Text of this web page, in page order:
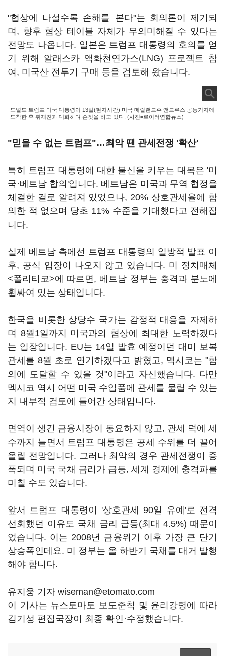
"협상에 나설수록 손해를 본다"는 회의론이 제기되
며, 향후 협상 테이블 자체가 무의미해질 수 있다는
전망도 나옵니다. 일본은 트럼프 대통령의 호의를 얻
기 위해 알래스카 액화천연가스(LNG) 프로젝트 참
여, 미국산 전투기 구매 등을 검토해 왔습니다.
도널드 트럼프 미국 대통령이 13일(현지시간) 미국 메릴랜드주 앤드루스 공동기지에
도착한 후 취재진과 대화하며 손짓을 하고 있다. (사진=로이터연합뉴스)
"믿을 수 없는 트럼프"…최악 땐 관세전쟁 '확산'
특히 트럼프 대통령에 대한 불신을 키우는 대목은 '미
국·베트남 합의'입니다. 베트남은 미국과 무역 협정을
체결한 걸로 알려져 있었으나, 20% 상호관세율에 합
의한 적 없으며 당초 11% 수준을 기대했다고 전해집
니다.
실제 베트남 측에선 트럼프 대통령의 일방적 발표 이
후, 공식 입장이 나오지 않고 있습니다. 미 정치매체
<폴리티코>에 따르면, 베트남 정부는 충격과 분노에
휩싸여 있는 상태입니다.
한국을 비롯한 상당수 국가는 감정적 대응을 자제하
며 8월1일까지 미국과의 협상에 최대한 노력하겠다
는 입장입니다. EU는 14일 발효 예정이던 대미 보복
관세를 8월 초로 연기하겠다고 밝혔고, 멕시코는 "합
의에 도달할 수 있을 것"이라고 자신했습니다. 다만
멕시코 역시 어떤 미국 수입품에 관세를 물릴 수 있는
지 내부적 검토에 들어간 상태입니다.
면역이 생긴 금융시장이 동요하지 않고, 관세 덕에 세
수까지 늘면서 트럼프 대통령은 공세 수위를 더 끌어
올릴 전망입니다. 그러나 최악의 경우 관세전쟁이 증
폭되며 미국 국채 금리가 급등, 세계 경제에 충격파를
미칠 수도 있습니다.
앞서 트럼프 대통령이 '상호관세 90일 유예'로 전격
선회했던 이유도 국채 금리 급등(최대 4.5%) 때문이
었습니다. 이는 2008년 금융위기 이후 가장 큰 단기
상승폭인데요. 미 정부는 올 하반기 국채를 대거 발행
해야 합니다.
유지웅 기자 wiseman@etomato.com
이 기사는 뉴스토마토 보도준칙 및 윤리강령에 따라
김기성 편집국장이 최종 확인·수정했습니다.